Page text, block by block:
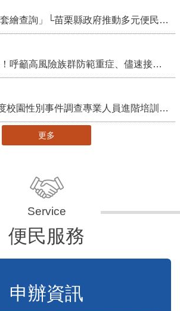
買地建屋前先「地套繪查詢」└苗栗縣政府推動多元便民諮詢服務
近期新冠疫情升溫！呼籲高風險族群防範重症、儘速接種疫苗及早就醫
苗栗縣辦理115年度校園性別事件調查專業人員進階培訓 深化調查實務能力 持續打造安全友善校園
更多
便民服務
申辦資訊